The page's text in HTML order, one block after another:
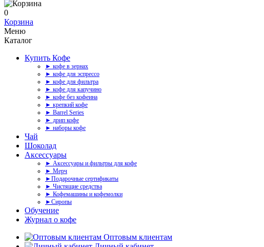
0
Корзина
Меню
Каталог
Купить Кофе
► кофе в зернах
► кофе для эспрессо
► кофе для фильтра
► кофе для капучино
► кофе без кофеина
► крепкий кофе
► Barrel Series
► дрип кофе
► наборы кофе
Чай
Шоколад
Аксессуары
► Аксессуары и фильтры для кофе
► Мерч
►Подарочные сертификаты
► Чистящие средства
► Кофемашины и кофемолки
►Сиропы
Обучение
Журнал о кофе
Оптовым клиентам